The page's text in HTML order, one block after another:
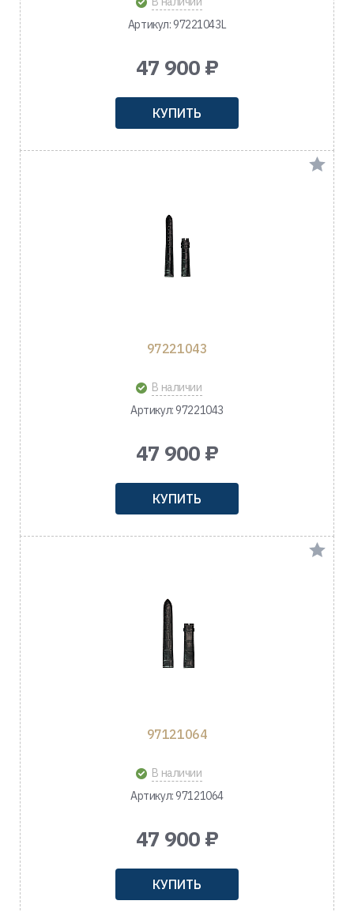
Артикул: 97221043L
47 900 ₽
КУПИТЬ
97221043
В наличии
Артикул: 97221043
47 900 ₽
КУПИТЬ
97121064
В наличии
Артикул: 97121064
47 900 ₽
КУПИТЬ